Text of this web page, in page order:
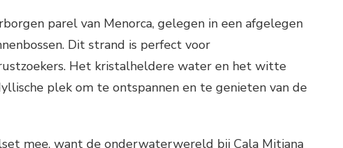
parel van Menorca, gelegen in een afgelegen
Dit strand is perfect voor
Het kristalheldere water en het witte
plek om te ontspannen en te genieten van de
mee, want de onderwaterwereld bij Cala Mitjana